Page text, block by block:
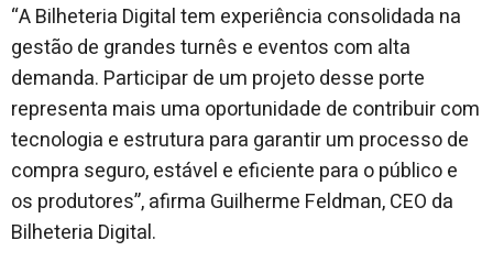
“A Bilheteria Digital tem experiência consolidada na
gestão de grandes turnês e eventos com alta
demanda. Participar de um projeto desse porte
representa mais uma oportunidade de contribuir com
tecnologia e estrutura para garantir um processo de
compra seguro, estável e eficiente para o público e
os produtores”, afirma Guilherme Feldman, CEO da
Bilheteria Digital.